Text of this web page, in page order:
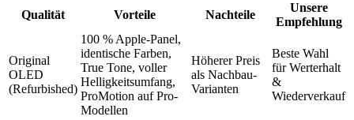
Qualität Vorteile Nachteile
Unsere
Empfehlung
Original
OLED
(Refurbished)
100 % Apple-Panel,
identische Farben,
True Tone, voller
Helligkeitsumfang,
ProMotion auf Pro-
Modellen
Höherer Preis
als Nachbau-
Varianten
Beste Wahl
für Werterhalt
&
Wiederverkauf